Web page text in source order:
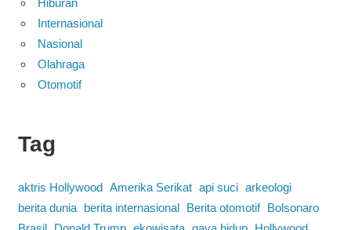
Internasional
Nasional
Olahraga
Otomotif
Tag
aktris Hollywood Amerika Serikat api suci arkeologi
berita dunia
berita internasional Berita otomotif
Bolsonaro